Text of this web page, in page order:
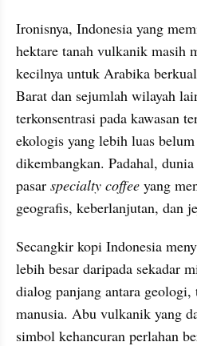
Ironisnya, Indonesia yang
hektare tanah vulkanik masih
kecilnya untuk Arabika
Barat dan sejumlah wilayah
terkonsentrasi pada kawasan
ekologis yang lebih luas belum
dikembangkan. Padahal,
pasar specialty coffee yang
geografis, keberlanjutan, dan
Secangkir kopi Indonesia
lebih besar daripada sekadar
dialog panjang antara
manusia. Abu vulkanik yang
simbol kehancuran perlahan